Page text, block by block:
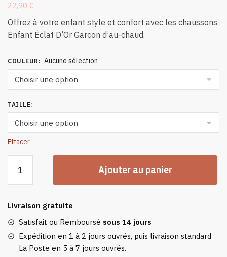
22,90 €
Offrez à votre enfant style et confort avec les chaussons
Enfant Éclat D’Or Garçon d’au-chaud.
COULEUR : Aucune sélection
TAILLE:
Effacer
Chaussons
Eclat
D'or
Garçon
Ajouter au panier
Livraison gratuite
Satisfait ou Remboursé sous 14 jours
Expédition en 1 à 2 jours ouvrés, puis livraison standard
La Poste en 5 à 7 jours ouvrés.